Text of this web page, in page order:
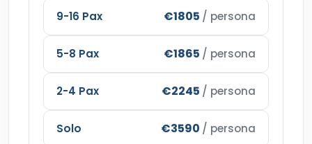
9-16 Pax €1805 / persona
5-8 Pax €1865 / persona
2-4 Pax €2245 / persona
Solo €3590 / persona